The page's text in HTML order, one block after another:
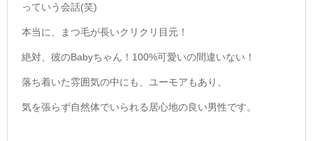
っていう会話(笑)
本当に、まつ毛が長いクリクリ目元！
絶対、彼のBabyちゃん！100%可愛いの間違いない！
落ち着いた雰囲気の中にも、ユーモアもあり、
気を張らず自然体でいられる居心地の良い男性です。